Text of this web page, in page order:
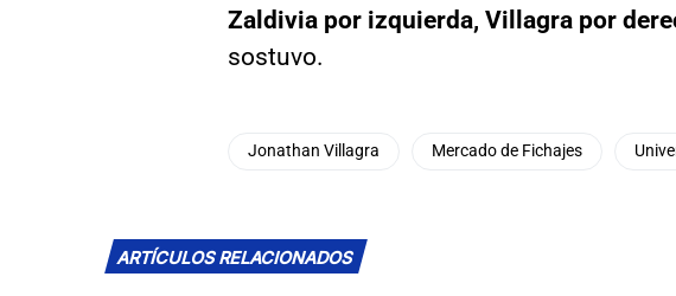
Zaldivia por izquierda, Villagra por
sostuvo.
Jonathan Villagra Mercado de Fichajes
ARTÍCULOS RELACIONADOS